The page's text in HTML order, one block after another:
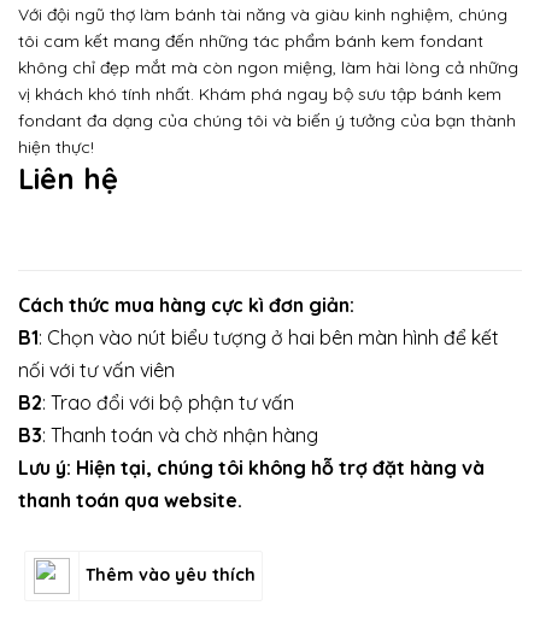
Với đội ngũ thợ làm bánh tài năng và giàu kinh nghiệm, chúng
tôi cam kết mang đến những tác phẩm bánh kem fondant
không chỉ đẹp mắt mà còn ngon miệng, làm hài lòng cả những
vị khách khó tính nhất. Khám phá ngay bộ sưu tập bánh kem
fondant đa dạng của chúng tôi và biến ý tưởng của bạn thành
hiện thực!
Liên hệ
Cách thức mua hàng cực kì đơn giản:
B1: Chọn vào nút biểu tượng ở hai bên màn hình để kết
nối với tư vấn viên
B2: Trao đổi với bộ phận tư vấn
B3: Thanh toán và chờ nhận hàng
Lưu ý: Hiện tại, chúng tôi không hỗ trợ đặt hàng và
thanh toán qua website.
Thêm vào yêu thích